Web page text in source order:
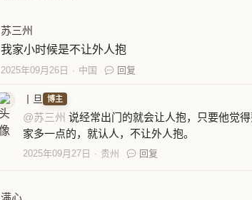
苏三州
我家小时候是不让外人抱
2025年09月26日 中国 回复
丨旦 博主
@苏三州 说经常出门的就会让人抱，只要他觉
家多一点的，就认人，不让外人抱。
2025年09月27日 贵州 回复
满心